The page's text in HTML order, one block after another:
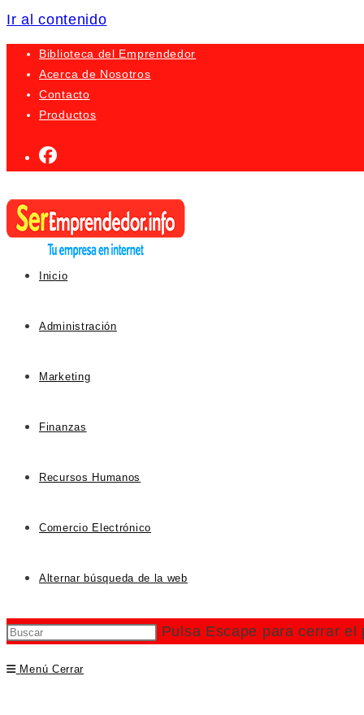
Ir al contenido
Biblioteca del Emprendedor
Acerca de Nosotros
Contacto
Productos
Inicio
Administración
Marketing
Finanzas
Recursos Humanos
Comercio Electrónico
Alternar búsqueda de la web
Pulsa Escape para cerrar el
Menú Cerrar